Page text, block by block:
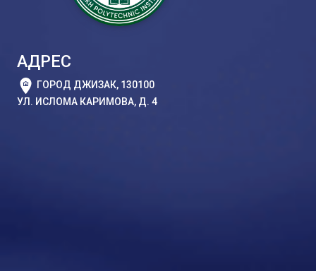
АДРЕС
ГОРОД ДЖИЗАК, 130100
УЛ. ИСЛОМА КАРИМОВА, Д. 4